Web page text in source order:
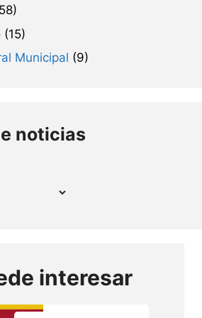
(15)
Municipal (9)
noticias
interesar